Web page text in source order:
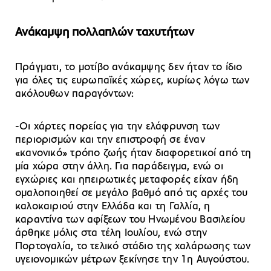
Ανάκαμψη πολλαπλών ταχυτήτων
Πράγματι, το μοτίβο ανάκαμψης δεν ήταν το ίδιο
για όλες τις ευρωπαϊκές χώρες, κυρίως λόγω των
ακόλουθων παραγόντων:
-Οι χάρτες πορείας για την ελάφρυνση των
περιορισμών και την επιστροφή σε έναν
«κανονικό» τρόπο ζωής ήταν διαφορετικοί από τη
μία χώρα στην άλλη. Για παράδειγμα, ενώ οι
εγχώριες και ηπειρωτικές μεταφορές είχαν ήδη
ομαλοποιηθεί σε μεγάλο βαθμό από τις αρχές του
καλοκαιριού στην Ελλάδα και τη Γαλλία, η
καραντίνα των αφίξεων του Ηνωμένου Βασιλείου
άρθηκε μόλις στα τέλη Ιουλίου, ενώ στην
Πορτογαλία, το τελικό στάδιο της χαλάρωσης των
υγειονομικών μέτρων ξεκίνησε την 1η Αυγούστου.